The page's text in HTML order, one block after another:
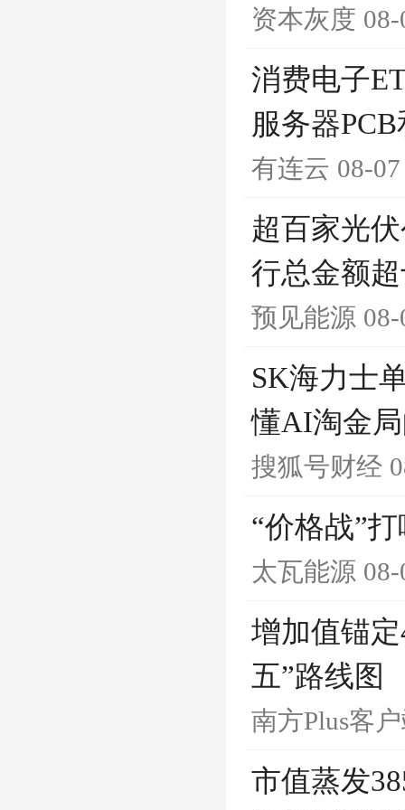
资本灰度
消费电子
服务器
有连云 08-
超百家光
行总金额
预见能源
SK海力士
懂AI淘金
搜狐号财经
“价格战”
太瓦能源
增加值锚
五”路线图
南方Plus客
市值蒸发